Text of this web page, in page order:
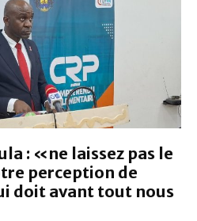
: «ne laissez pas le
perception de
doit avant tout nous